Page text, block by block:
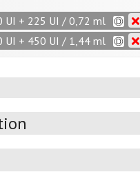
+ 225 UI / 0,72 ml
+ 450 UI / 1,44 ml